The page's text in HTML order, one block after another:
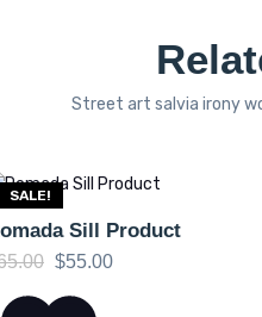
Street art salvia irony
SALE!
Sill Product
Original
was:
$55.00Current